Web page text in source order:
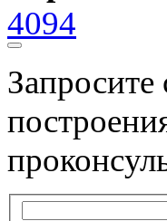
4094